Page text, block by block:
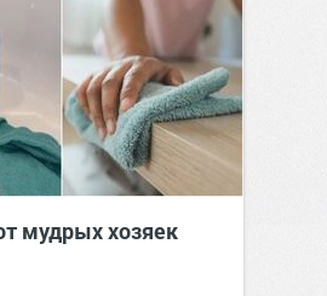
мудрых хозяек